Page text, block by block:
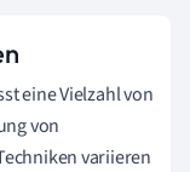
eine Vielzahl von
von
variieren